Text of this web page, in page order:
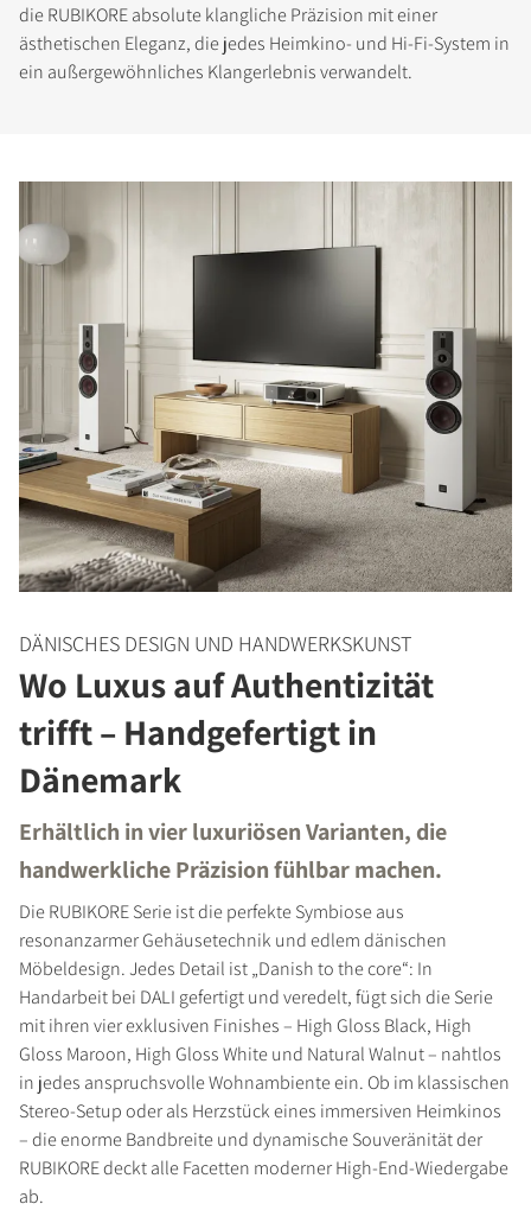
die RUBIKORE absolute klangliche Präzision mit einer
ästhetischen Eleganz, die jedes Heimkino- und Hi-Fi-System in
ein außergewöhnliches Klangerlebnis verwandelt.
DÄNISCHES DESIGN UND HANDWERKSKUNST
Wo Luxus auf Authentizität
trifft – Handgefertigt in
Dänemark
Erhältlich in vier luxuriösen Varianten, die
handwerkliche Präzision fühlbar machen.
Die RUBIKORE Serie ist die perfekte Symbiose aus
resonanzarmer Gehäusetechnik und edlem dänischen
Möbeldesign. Jedes Detail ist „Danish to the core“: In
Handarbeit bei DALI gefertigt und veredelt, fügt sich die Serie
mit ihren vier exklusiven Finishes – High Gloss Black, High
Gloss Maroon, High Gloss White und Natural Walnut – nahtlos
in jedes anspruchsvolle Wohnambiente ein. Ob im klassischen
Stereo-Setup oder als Herzstück eines immersiven Heimkinos
– die enorme Bandbreite und dynamische Souveränität der
RUBIKORE deckt alle Facetten moderner High-End-Wiedergabe
ab.